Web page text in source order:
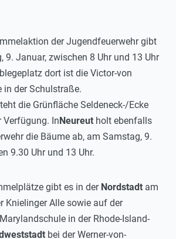
der Jugendfeuerwehr gibt
9. Januar, zwischen 8 Uhr und 13 Uhr
dort ist die Victor-von
in der Schulstraße.
die Grünfläche Seldeneck-/Ecke
Verfügung. InNeureut holt ebenfalls
die Bäume ab, am Samstag, 9.
9.30 Uhr und 13 Uhr.
gibt es in der Nordstadt am
Knielinger Alle sowie auf der
in der Rhode-Island-
bei der Werner-von-